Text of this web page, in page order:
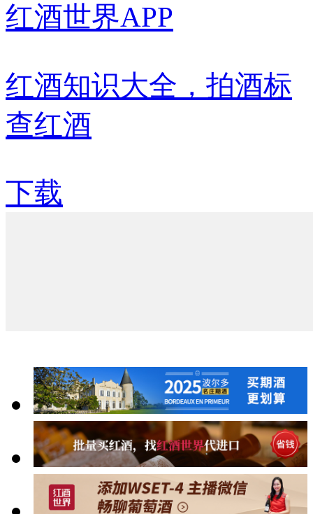
红酒世界APP
红酒知识大全，拍酒标
查红酒
下载